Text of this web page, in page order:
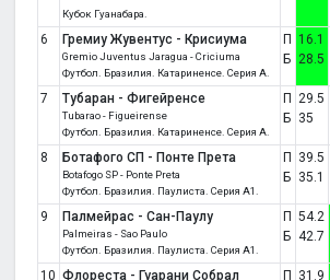
Кубок Гуанабара.
6 Гремиу Жувентус - Крисиума
Gremio Juventus Jaragua - Criciuma
Футбол. Бразилия. Катариненсе. Серия A.
П
Б
16.1
28.5
7 Тубаран - Фигейренсе
Tubarao - Figueirense
Футбол. Бразилия. Катариненсе. Серия A.
П
Б
29.5
35
8 Ботафого СП - Понте Прета
Botafogo SP - Ponte Preta
Футбол. Бразилия. Паулиста. Серия A1.
П
Б
39.5
35.1
9 Палмейрас - Сан-Паулу
Palmeiras - Sao Paulo
Футбол. Бразилия. Паулиста. Серия A1.
П
Б
54.2
42.7
10 Флореста - Гуарани Собрал
П
31.9